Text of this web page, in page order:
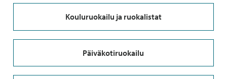
Kouluruokailu ja ruokalistat
Päiväkotiruokailu